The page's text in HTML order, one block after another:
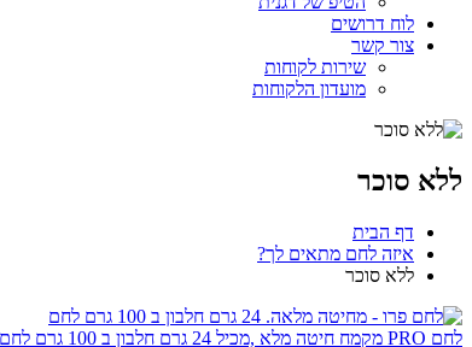
לוח דרושים
צור קשר
שירות לקוחות
מועדון הלקוחות
ללא סוכר
דף הבית
איזה לחם מתאים לך?
ללא סוכר
לחם PRO מקמח חיטה מלא ,מכיל 24 גרם חלבון ב 100 גרם לחם